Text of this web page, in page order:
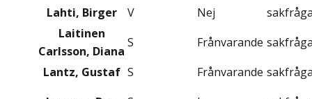
Lahti, Birger
V Nej
Laitinen
Carlsson, Diana
S Frånvarande
Lantz, Gustaf S Frånvarande